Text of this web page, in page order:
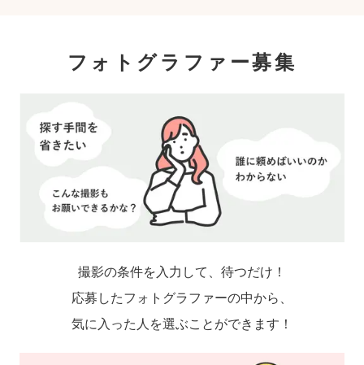
フォトグラファー募集
撮影の条件を入力して、待つだけ！
応募したフォトグラファーの中から、
気に入った人を選ぶことができます！